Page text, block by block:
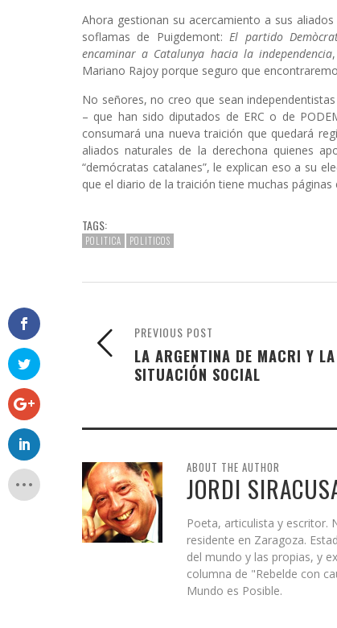
Ahora gestionan su acercamiento a sus
soflamas de Puigdemont:El partido
encaminar a Catalunya hacia la independencia
Mariano Rajoy porque seguro que
No señores, no creo que sean
– que han sido diputados de ERC o de
consumará una nueva traición que quedará
aliados naturales de la derechona quienes
“demócratas catalanes”, le explican eso a su
que el diario de la traición tiene muchas páginas
TAGS:
POLITICA POLITICOS
PREVIOUS POST
LA ARGENTINA DE MACRI Y LA
SITUACIÓN SOCIAL
ABOUT THE AUTHOR
JORDI
Poeta, articulista y escritor.
residente en Zaragoza.
del mundo y las propias, y
columna de "Rebelde con
Mundo es Posible.